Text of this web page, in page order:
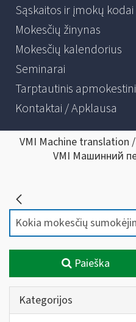
Sąskaitos ir įmokų kodai
Mokesčių žinynas
Mokesčių kalendorius
Seminarai
Tarptautinis
Kontaktai / Apklausa
VMI Machine
VMI Машинний
Paieška
Kategorijos